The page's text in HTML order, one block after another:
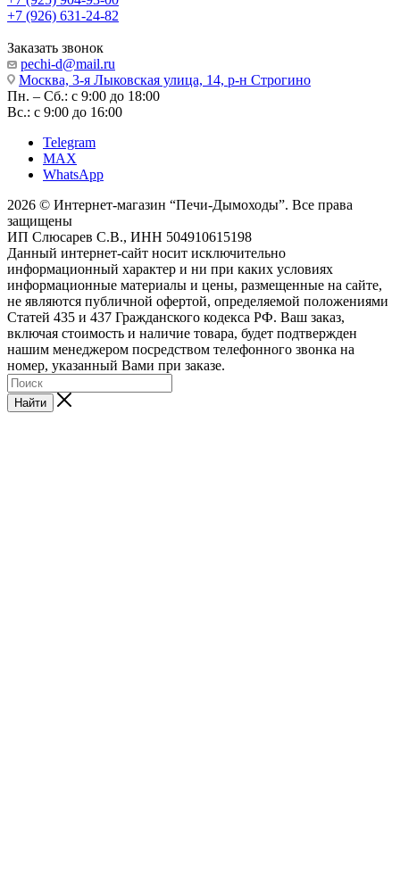
+7 (926) 631-24-82
Заказать звонок
pechi-d@mail.ru
Москва, 3-я Лыковская улица, 14, р-н Строгино
Пн. – Сб.: с 9:00 до 18:00
Вс.: с 9:00 до 16:00
Telegram
MAX
WhatsApp
2026 © Интернет-магазин “Печи-Дымоходы”. Все права
защищены
ИП Слюсарев С.В., ИНН 504910615198
Данный интернет-сайт носит исключительно
информационный характер и ни при каких условиях
информационные материалы и цены, размещенные на сайте,
не являются публичной офертой, определяемой положениями
Статей 435 и 437 Гражданского кодекса РФ. Ваш заказ,
включая стоимость и наличие товара, будет подтвержден
нашим менеджером посредством телефонного звонка на
номер, указанный Вами при заказе.
Найти